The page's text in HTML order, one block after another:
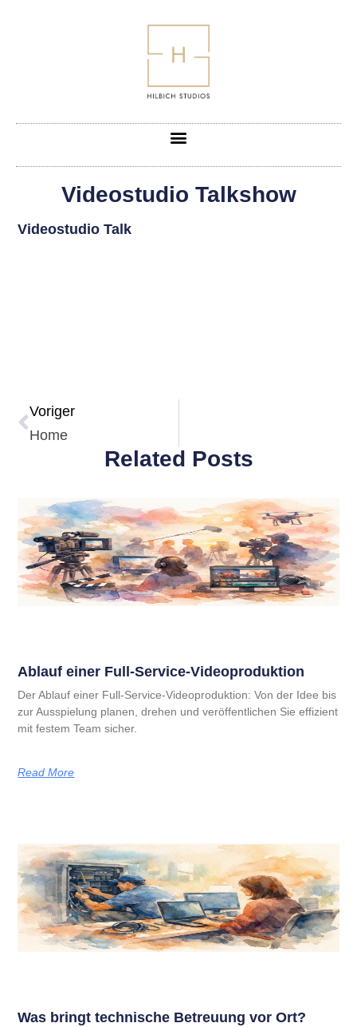
Videostudio Talkshow
Videostudio Talk
Voriger
Home
Related Posts
Ablauf einer Full-Service-Videoproduktion
Der Ablauf einer Full-Service-Videoproduktion: Von der Idee bis
zur Ausspielung planen, drehen und veröffentlichen Sie effizient
mit festem Team sicher.
Read More
Was bringt technische Betreuung vor Ort?